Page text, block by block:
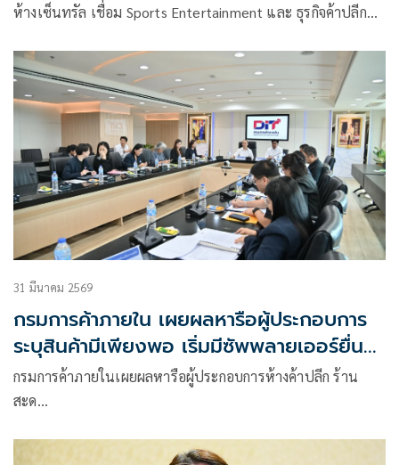
ห้างเซ็นทรัล เชื่อม Sports Entertainment และ ธุรกิจค้าปลีก
ประสบการณ์ผู้บริโภค​ เปิดฉากความร่วมมือด้วย Central x
Rajadamnern Stadium Bag ถ่ายทอดอัตลักษณ์ เรื่องราว และ
คุณค่าของสององค์กรไทยที่มีประวัติศาสตร์ยาวนานกว่า 80 ปี
ผ่านงานออกแบบร่วมสมัย ต่อยอดบทบาทของราชดำเนินสู่การ
สร้างความร่วมมือกับพันธมิตรจากต่างอุตสาหกรรม เพื่อขยาย
คุณค่าของมวยไทยและความเป็นไทยสู่เวทีระดับสากล
31 มีนาคม 2569
กรมการค้าภายใน เผยผลหารือผู้ประกอบการ
ระบุสินค้ามีเพียงพอ เริ่มมีซัพพลายเออร์ยื่น
ปรับราคา แต่ห้างยืนยันยังไม่ปรับ!
กรมการค้าภายในเผยผลหารือผู้ประกอบการห้างค้าปลีก ร้าน
สะด…